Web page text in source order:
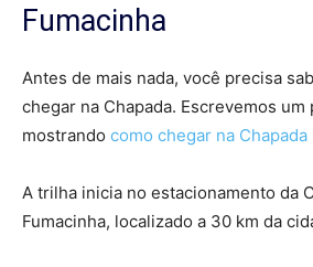
Fumacinha
Antes de mais nada, você precisa
chegar na Chapada. Escrevemos
mostrando como chegar na Chapada
A trilha inicia no estacionamento da
Fumacinha, localizado a 30 km da